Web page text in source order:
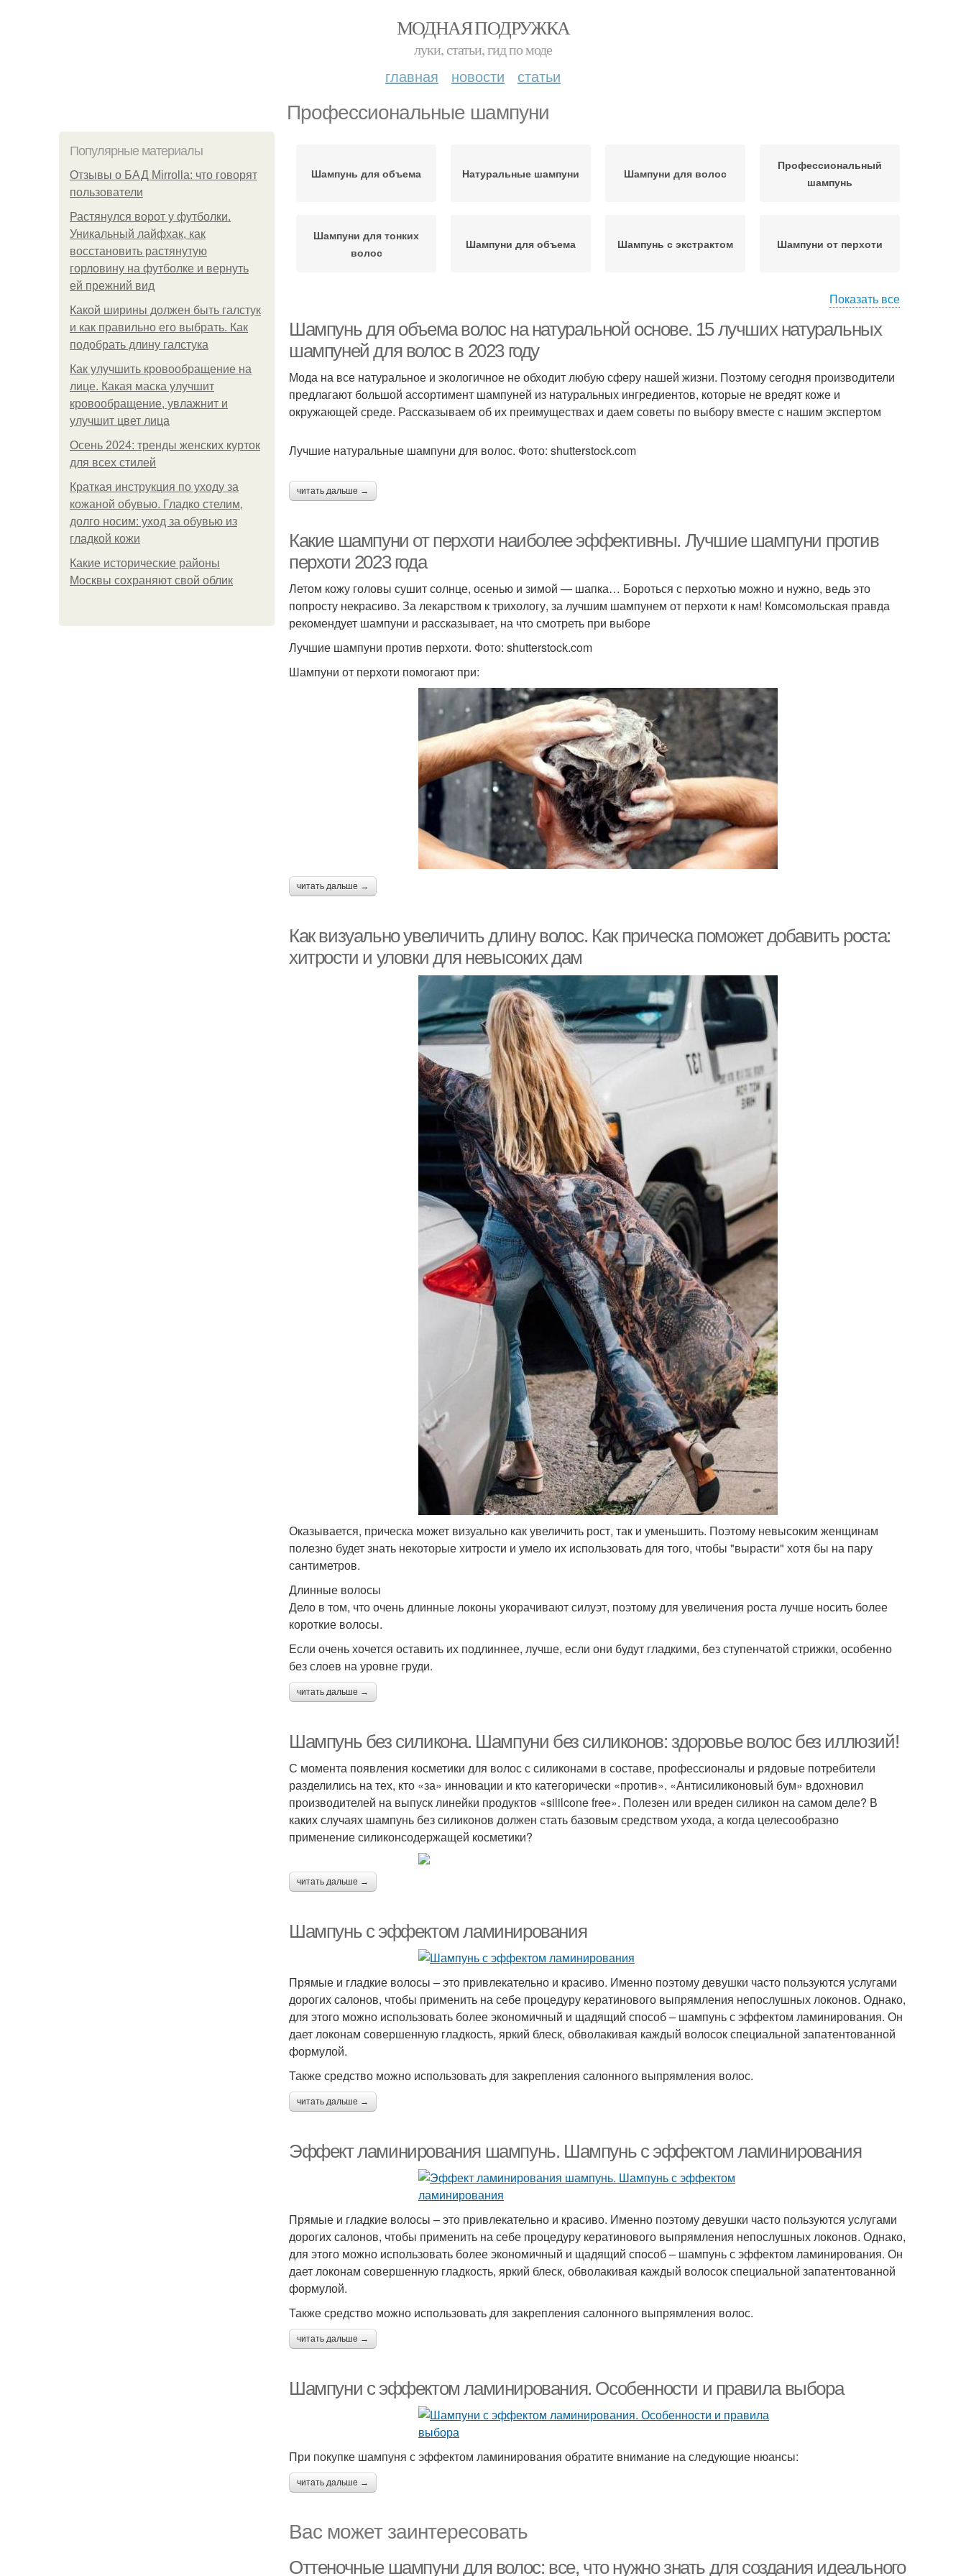
МОДНАЯ ПОДРУЖКА
луки, статьи, гид по моде
главная новости статьи
Профессиональные шампуни
Популярные материалы
Отзывы о БАД Mirrolla: что говорят
пользователи
Растянулся ворот у футболки.
Уникальный лайфхак, как
восстановить растянутую
горловину на футболке и вернуть
ей прежний вид
Какой ширины должен быть галстук
и как правильно его выбрать. Как
подобрать длину галстука
Как улучшить кровообращение на
лице. Какая маска улучшит
кровообращение, увлажнит и
улучшит цвет лица
Осень 2024: тренды женских курток
для всех стилей
Краткая инструкция по уходу за
кожаной обувью. Гладко стелим,
долго носим: уход за обувью из
гладкой кожи
Какие исторические районы
Москвы сохраняют свой облик
Шампунь для объема Натуральные шампуни Шампуни для волос
Профессиональный
шампунь
Шампуни для тонких
волос
Шампуни для объема Шампунь с экстрактом Шампуни от перхоти
перхоти
перхоти
Мужские шампуни Лечебный шампунь Аптечные шампуни Сухие шампуни
Шампунь без силикона Шампуни без силиконов
Бессиликоновый
Шампунь с эффектом Шампуни с эффектом
Отличие от обычных
шампуней
Шампунь с кератином
Шампунь для волос
Показать все
Шампунь для объема волос на натуральной основе. 15 лучших натуральных
шампуней для волос в 2023 году
Мода на все натуральное и экологичное не обходит любую сферу нашей жизни. Поэтому сегодня производители
предлагают большой ассортимент шампуней из натуральных ингредиентов, которые не вредят коже и
окружающей среде. Рассказываем об их преимуществах и даем советы по выбору вместе с нашим экспертом
Лучшие натуральные шампуни для волос. Фото: shutterstock.com
читать дальше →
Какие шампуни от перхоти наиболее эффективны. Лучшие шампуни против
перхоти 2023 года
Летом кожу головы сушит солнце, осенью и зимой — шапка… Бороться с перхотью можно и нужно, ведь это
попросту некрасиво. За лекарством к трихологу, за лучшим шампунем от перхоти к нам! Комсомольская правда
рекомендует шампуни и рассказывает, на что смотреть при выборе
Лучшие шампуни против перхоти. Фото: shutterstock.com
Шампуни от перхоти помогают при:
читать дальше →
Как визуально увеличить длину волос. Как прическа поможет добавить роста:
хитрости и уловки для невысоких дам
Оказывается, прическа может визуально как увеличить рост, так и уменьшить. Поэтому невысоким женщинам
полезно будет знать некоторые хитрости и умело их использовать для того, чтобы "вырасти" хотя бы на пару
сантиметров.
Длинные волосы
Дело в том, что очень длинные локоны укорачивают силуэт, поэтому для увеличения роста лучше носить более
короткие волосы.
Если очень хочется оставить их подлиннее, лучше, если они будут гладкими, без ступенчатой стрижки, особенно
без слоев на уровне груди.
читать дальше →
Шампунь без силикона. Шампуни без силиконов: здоровье волос без иллюзий!
С момента появления косметики для волос с силиконами в составе, профессионалы и рядовые потребители
разделились на тех, кто «за» инновации и кто категорически «против». «Антисиликоновый бум» вдохновил
производителей на выпуск линейки продуктов «sililcone free». Полезен или вреден силикон на самом деле? В
каких случаях шампунь без силиконов должен стать базовым средством ухода, а когда целесообразно
применение силиконсодержащей косметики?
читать дальше →
Шампунь с эффектом ламинирования
Прямые и гладкие волосы – это привлекательно и красиво. Именно поэтому девушки часто пользуются услугами
дорогих салонов, чтобы применить на себе процедуру кератинового выпрямления непослушных локонов. Однако,
для этого можно использовать более экономичный и щадящий способ – шампунь с эффектом ламинирования. Он
дает локонам совершенную гладкость, яркий блеск, обволакивая каждый волосок специальной запатентованной
формулой.
Также средство можно использовать для закрепления салонного выпрямления волос.
читать дальше →
Эффект ламинирования шампунь. Шампунь с эффектом ламинирования
Прямые и гладкие волосы – это привлекательно и красиво. Именно поэтому девушки часто пользуются услугами
дорогих салонов, чтобы применить на себе процедуру кератинового выпрямления непослушных локонов. Однако,
для этого можно использовать более экономичный и щадящий способ – шампунь с эффектом ламинирования. Он
дает локонам совершенную гладкость, яркий блеск, обволакивая каждый волосок специальной запатентованной
формулой.
Также средство можно использовать для закрепления салонного выпрямления волос.
читать дальше →
Шампуни с эффектом ламинирования. Особенности и правила выбора
При покупке шампуня с эффектом ламинирования обратите внимание на следующие нюансы:
читать дальше →
Вас может заинтересовать
Оттеночные шампуни для волос: все, что нужно знать для создания идеального